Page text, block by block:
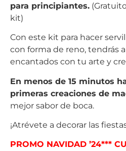
para principiantes.
kit)
Con este kit para hacer
con forma de reno, tendrás
encantados con tu arte y
En menos de 15 minutos
primeras creaciones de
mejor sabor de boca.
¡Atrévete a decorar las
PROMO NAVIDAD ’24***